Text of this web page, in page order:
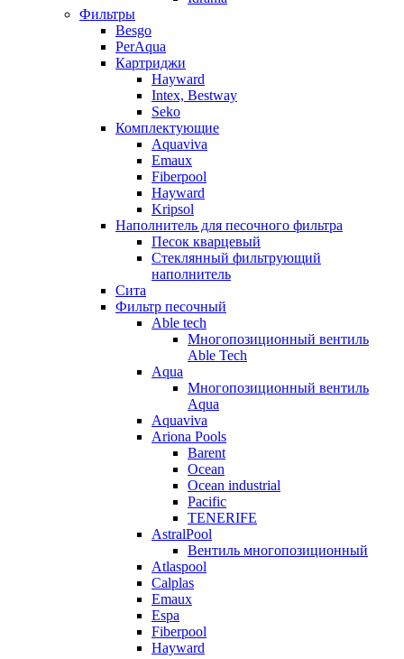
Фильтры
Besgo
PerAqua
Картриджи
Hayward
Intex, Bestway
Seko
Комплектующие
Aquaviva
Emaux
Fiberpool
Hayward
Kripsol
Наполнитель для песочного фильтра
Песок кварцевый
Стеклянный фильтрующий
наполнитель
Сита
Фильтр песочный
Able tech
Многопозиционный вентиль
Able Tech
Aqua
Многопозиционный вентиль
Aqua
Aquaviva
Ariona Pools
Barent
Ocean
Ocean industrial
Pacific
TENERIFE
AstralPool
Вентиль многопозиционный
Atlaspool
Calplas
Emaux
Espa
Fiberpool
Hayward